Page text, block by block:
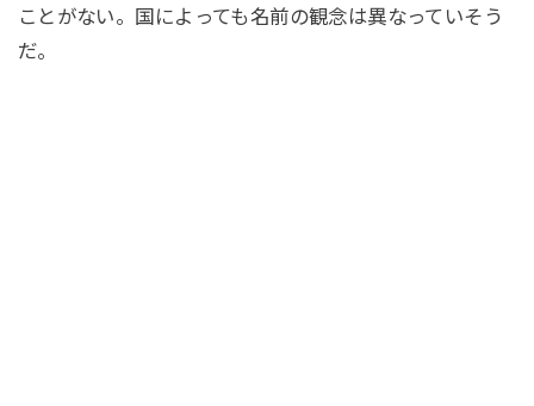
ことがない。国によっても名前の観念は異なっていそう
だ。